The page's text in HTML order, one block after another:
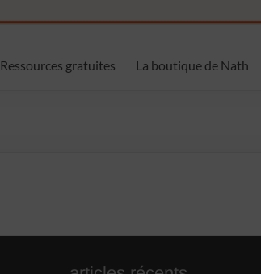
Ressources gratuites La boutique de Nath